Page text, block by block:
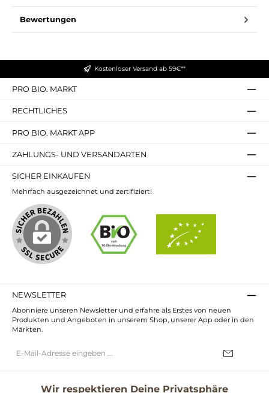
Bewertungen
Kostenloser Versand ab 59€**
PRO BIO. MARKT
RECHTLICHES
PRO BIO. MARKT APP
ZAHLUNGS- UND VERSANDARTEN
SICHER EINKAUFEN
Mehrfach ausgezeichnet und zertifiziert!
NEWSLETTER
Abonniere unseren Newsletter und erfahre als Erstes von neuen
Produkten und Angeboten in unserem Shop, unserer App oder in den
Märkten.
Mail-
Wir respektieren Deine Privatsphäre